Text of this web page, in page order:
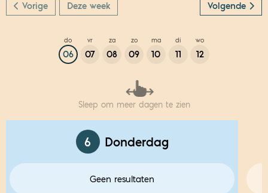
Vorige Deze week Volgende
do
06
vr
07
za
08
zo
09
ma
10
di
11
wo
12
Sleep om meer dagen te zien
6 Donderdag
Geen resultaten